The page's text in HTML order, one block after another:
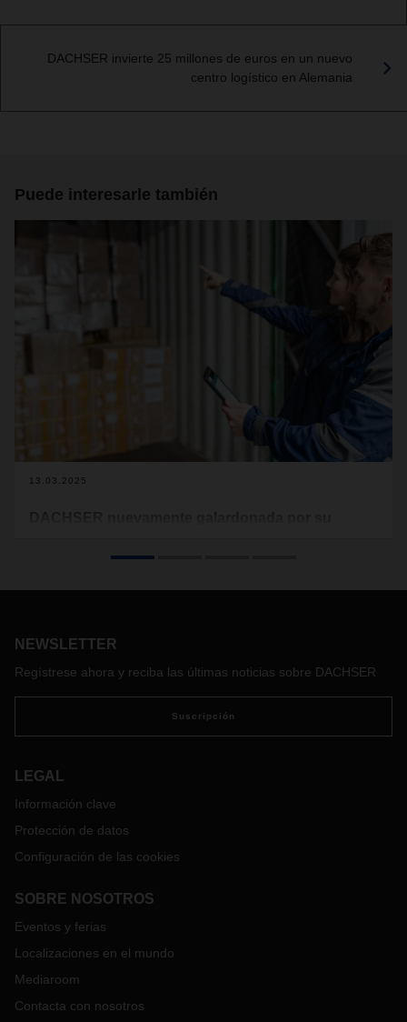
DACHSER invierte 25 millones de euros en un nuevo
centro logístico en Alemania
Puede interesarle también
13.03.2025
Development Empowerment Award". Con este premio,
empleados que desarrollan sus propias aplicaciones sin
la digitalización dentro de la empresa.
NEWSLETTER
Regístrese ahora y reciba las últimas noticias sobre DACHSER
Suscripción
LEGAL
Información clave
Protección de datos
Configuración de las cookies
SOBRE NOSOTROS
Eventos y ferias
Localizaciones en el mundo
Mediaroom
Contacta con nosotros